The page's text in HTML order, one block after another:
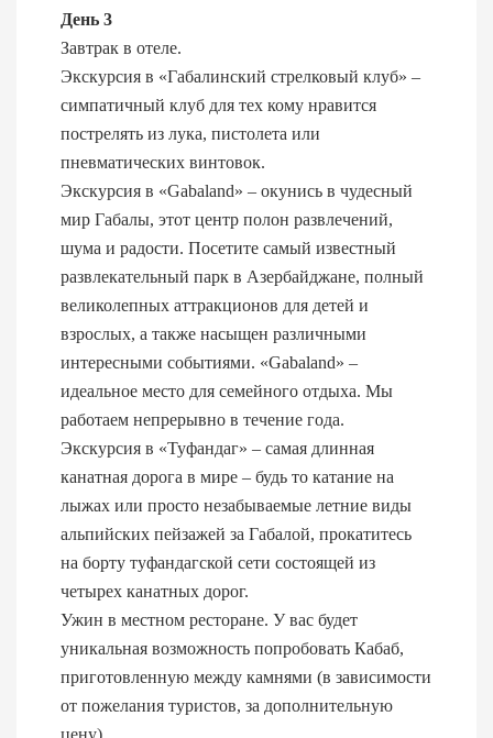
День 3
Завтрак в отеле.
Экскурсия в «Габалинский стрелковый клуб» –
симпатичный клуб для тех кому нравится
пострелять из лука, пистолета или
пневматических винтовок.
Экскурсия в «Gabaland» – окунись в чудесный
мир Габалы, этот центр полон развлечений,
шума и радости. Посетите самый известный
развлекательный парк в Азербайджане, полный
великолепных аттракционов для детей и
взрослых, а также насыщен различными
интересными событиями. «Gabaland» –
идеальное место для семейного отдыха. Мы
работаем непрерывно в течение года.
Экскурсия в «Туфандаг» – самая длинная
канатная дорога в мире – будь то катание на
лыжах или просто незабываемые летние виды
альпийских пейзажей за Габалой, прокатитесь
на борту туфандагской сети состоящей из
четырех канатных дорог.
Ужин в местном ресторане. У вас будет
уникальная возможность попробовать Кабаб,
приготовленную между камнями (в зависимости
от пожелания туристов, за дополнительную
цену).